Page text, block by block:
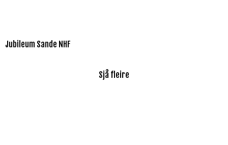
Jubileum Sande NHF
Sjå fleire